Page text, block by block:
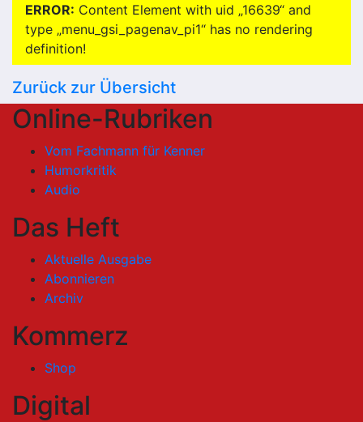
ERROR: Content Element with uid „16639“ and
type „menu_gsi_pagenav_pi1“ has no rendering
definition!
Zurück zur Übersicht
Online-Rubriken
Vom Fachmann für Kenner
Humorkritik
Audio
Das Heft
Aktuelle Ausgabe
Abonnieren
Archiv
Kommerz
Shop
Digital